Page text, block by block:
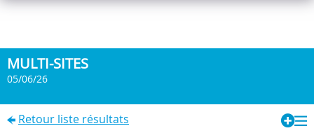
MULTI-SITES
05/06/26
Retour liste résultats